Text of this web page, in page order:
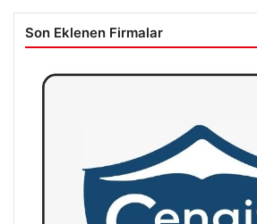
Son Eklenen Firmalar